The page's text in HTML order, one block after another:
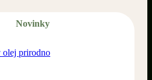
Novinky